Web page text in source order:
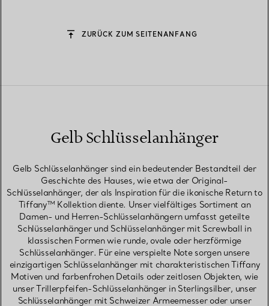
ZURÜCK ZUM SEITENANFANG
Gelb Schlüsselanhänger
Gelb Schlüsselanhänger sind ein bedeutender Bestandteil der
Geschichte des Hauses, wie etwa der Original-
Schlüsselanhänger, der als Inspiration für die ikonische Return to
Tiffany™ Kollektion diente. Unser vielfältiges Sortiment an
Damen- und Herren-Schlüsselanhängern umfasst geteilte
Schlüsselanhänger und Schlüsselanhänger mit Screwball in
klassischen Formen wie runde, ovale oder herzförmige
Schlüsselanhänger. Für eine verspielte Note sorgen unsere
einzigartigen Schlüsselanhänger mit charakteristischen Tiffany
Motiven und farbenfrohen Details oder zeitlosen Objekten, wie
unser Trillerpfeifen-Schlüsselanhänger in Sterlingsilber, unser
Schlüsselanhänger mit Schweizer Armeemesser oder unser